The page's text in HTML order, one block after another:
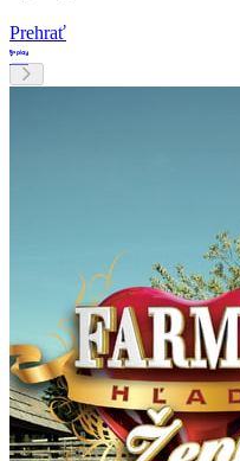
Prehrať